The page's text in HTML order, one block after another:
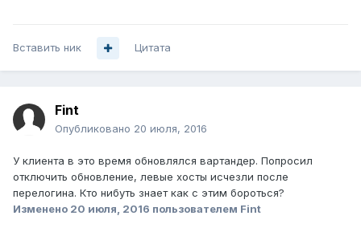
Вставить ник Цитата
Fint
Опубликовано 20 июля, 2016
У клиента в это время обновлялся вартандер. Попросил
отключить обновление, левые хосты исчезли после
перелогина. Кто нибуть знает как с этим бороться?
Изменено 20 июля, 2016 пользователем Fint